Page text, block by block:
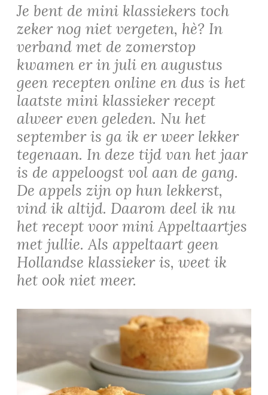
Je bent de mini klassiekers toch
zeker nog niet vergeten, hè? In
verband met de zomerstop
kwamen er in juli en augustus
geen recepten online en dus is het
laatste mini klassieker recept
alweer even geleden. Nu het
september is ga ik er weer lekker
tegenaan. In deze tijd van het jaar
is de appeloogst vol aan de gang.
De appels zijn op hun lekkerst,
vind ik altijd. Daarom deel ik nu
het recept voor mini Appeltaartjes
met jullie. Als appeltaart geen
Hollandse klassieker is, weet ik
het ook niet meer.